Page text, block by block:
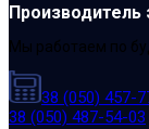
Мы работаем по
38 (050) 457-
38 (050) 487-54-03